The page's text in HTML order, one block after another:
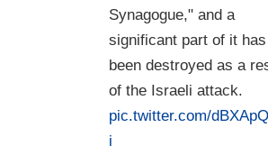
Synagogue," and a
significant part of it has
been destroyed as a
of the Israeli attack.
pic.twitter.com/
i